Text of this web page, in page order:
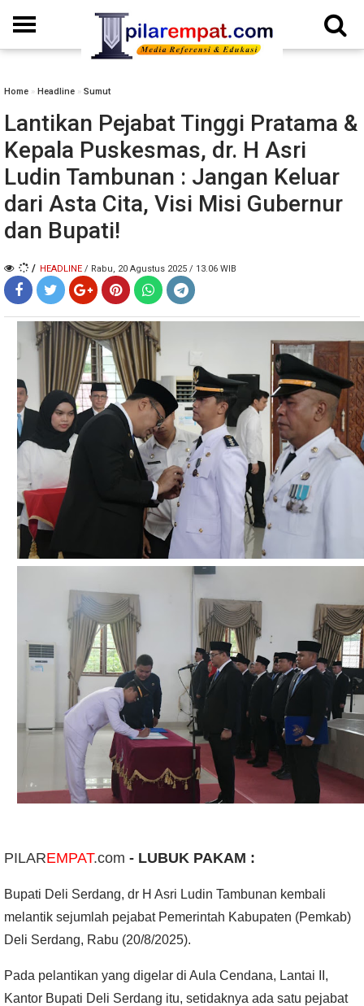
Home » Headline » Sumut
Lantikan Pejabat Tinggi Pratama &
Kepala Puskesmas, dr. H Asri
Ludin Tambunan : Jangan Keluar
dari Asta Cita, Visi Misi Gubernur
dan Bupati!
/ HEADLINE / Rabu, 20 Agustus 2025 / 13.06 WIB
PILAREMPAT.com - LUBUK PAKAM :
Bupati Deli Serdang, dr H Asri Ludin Tambunan kembali
melantik sejumlah pejabat Pemerintah Kabupaten (Pemkab)
Deli Serdang, Rabu (20/8/2025).
Pada pelantikan yang digelar di Aula Cendana, Lantai II,
Kantor Bupati Deli Serdang itu, setidaknya ada satu pejabat